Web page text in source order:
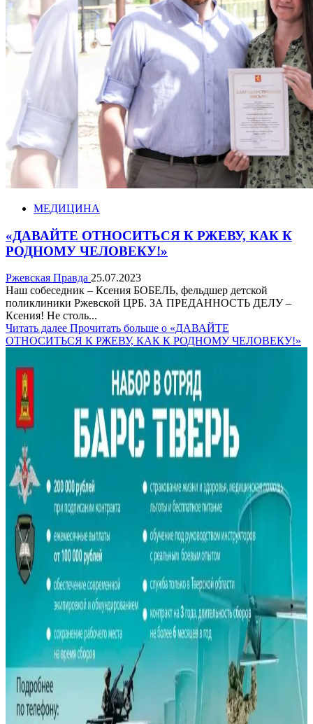
МЕДИЦИНА
«ДАВАЙТЕ ОТНОСИТЬСЯ К РЖЕВУ, КАК К
РОДНОМУ ЧЕЛОВЕКУ!»
Ржевская Правда 25.07.2023
Наш собеседник – Ксения БОБЕЛЬ, фельдшер детской
поликлиники Ржевской ЦРБ. ЗА ПРЕДАННОСТЬ ДЕЛУ –
Ксения! Не столь...
Читать далее Прочитать больше о «ДАВАЙТЕ
ОТНОСИТЬСЯ К РЖЕВУ, КАК К РОДНОМУ ЧЕЛОВЕКУ!»